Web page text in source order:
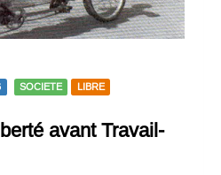
SOCIETE LIBRE
avant Travail-